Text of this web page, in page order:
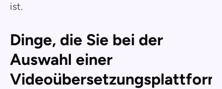
ist.
Dinge, die Sie bei der
Auswahl einer
Videoübersetzungsplattform